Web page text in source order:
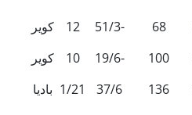
کویر 12 51/3- 68
کویر
10 19/6- 100
بادیا 1/21 37/6 136